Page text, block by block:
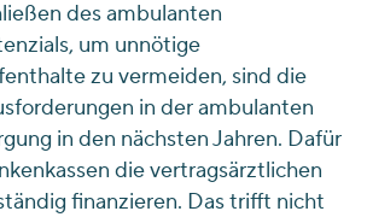
des ambulanten
um unnötige
zu vermeiden, sind die
in der ambulanten
in den nächsten Jahren. Dafür
die vertragsärztlichen
finanzieren. Das trifft nicht